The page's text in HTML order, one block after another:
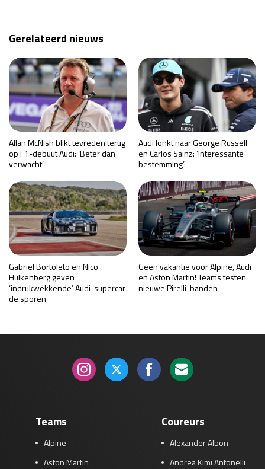
Gerelateerd nieuws
Allan McNish blikt tevreden terug
op F1-debuut Audi: ‘Beter dan
verwacht’
Audi lonkt naar George Russell
en Carlos Sainz: ‘Interessante
bestemming’
Gabriel Bortoleto en Nico
Hülkenberg geven
‘indrukwekkende’ Audi-supercar
de sporen
Geen vakantie voor Alpine, Audi
en Aston Martin! Teams testen
nieuwe Pirelli-banden
Teams
Alpine
Aston Martin
Coureurs
Alexander Albon
Andrea Kimi Antonelli